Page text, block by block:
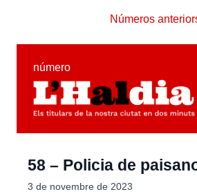
Números
número
58 – Policia de
3 de novembre de 2023